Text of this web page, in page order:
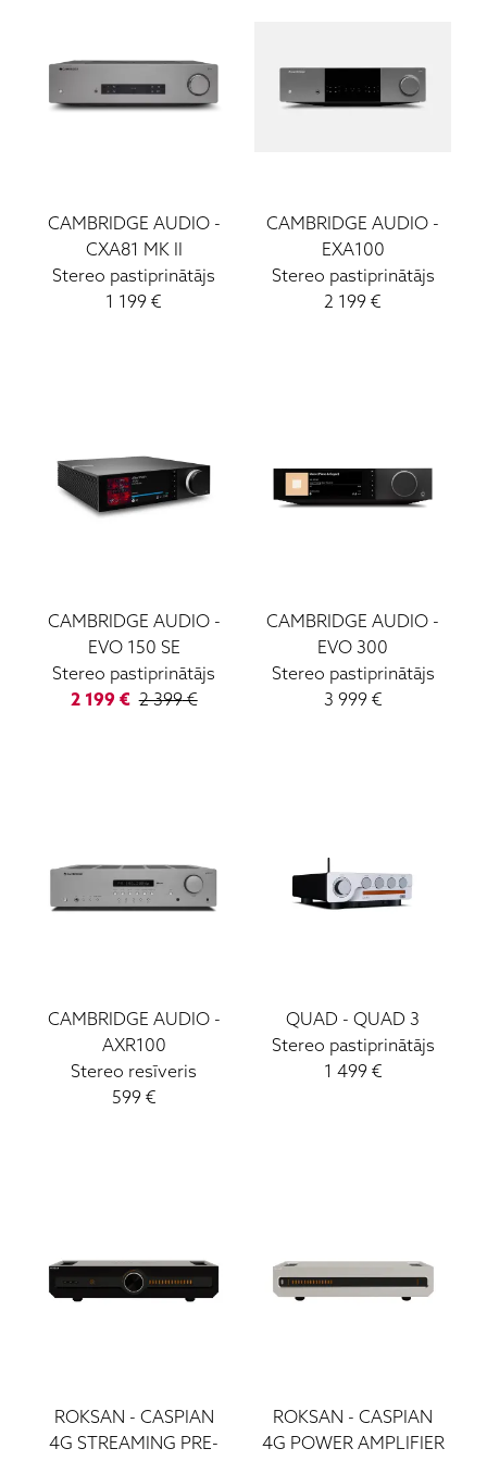
CAMBRIDGE AUDIO-
CXA81 MK II
Stereo pastiprinātājs
1 199 €
CAMBRIDGE AUDIO -
EXA100
Stereo pastiprinātājs
2 199 €
CAMBRIDGE AUDIO-
EVO 150 SE
Stereo pastiprinātājs
2 199€ 2 399€
CAMBRIDGE AUDIO -
EVO 300
Stereo pastiprinātājs
3 999€
CAMBRIDGE AUDIO-
AXR100
Stereo resīveris
599€
QUAD -QUAD 3
Stereo pastiprinātājs
1 499€
ROKSAN - CASPIAN
4G STREAMING PRE-
ROKSAN -CASPIAN
4G POWER AMPLIFIER
Lockwood